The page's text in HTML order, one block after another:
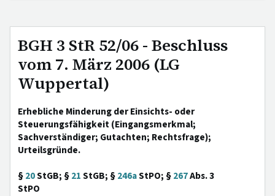
BGH 3 StR 52/06 - Beschluss
vom 7. März 2006 (LG
Wuppertal)
Erhebliche Minderung der Einsichts- oder
Steuerungsfähigkeit (Eingangsmerkmal;
Sachverständiger; Gutachten; Rechtsfrage);
Urteilsgründe.
§20StGB; §21StGB; §246aStPO; §267Abs. 3
StPO